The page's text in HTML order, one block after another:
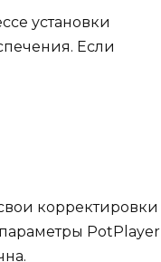
установки
Если
корректировки
PotPlayer